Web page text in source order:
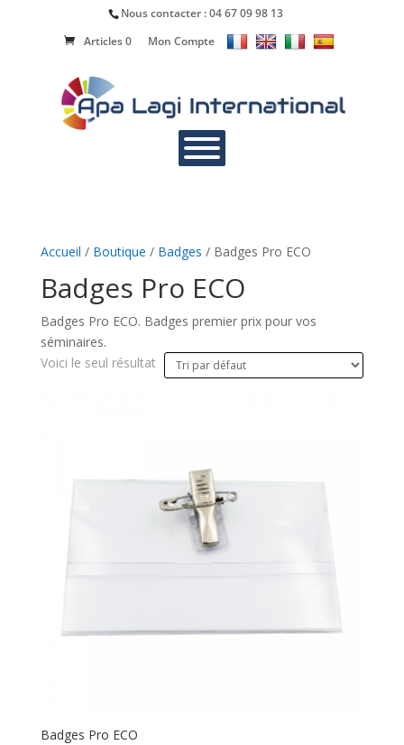
Nous contacter :04 67 09 98 13
Articles 0
Mon Compte
Accueil / Boutique / Badges / Badges Pro ECO
Badges Pro ECO
Badges Pro ECO. Badges premier prix pour vos
séminaires.
Voici le seul résultat
Badges Pro ECO